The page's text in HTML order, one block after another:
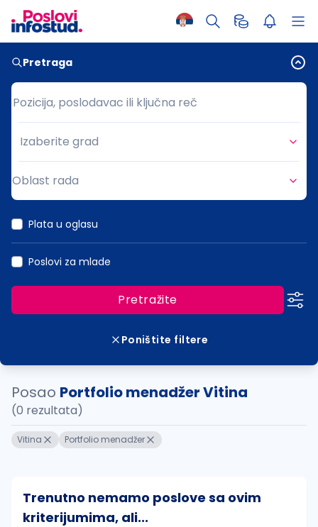
Pretraga
Pozicija, poslodavac ili ključna reč
Pozicija, poslodavac ili ključna reč
Grad
Izaberite grad
Oblast rada
Plata u oglasu
Poslovi za mlade
Pretražite
Poništite filtere
Posao Portfolio menadžer Vitina
(0 rezultata)
Vitina Portfolio menadžer
Trenutno nemamo poslove sa ovim
kriterijumima, ali...